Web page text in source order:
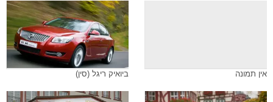
אין תמונה ביואיק ריגל (סין)